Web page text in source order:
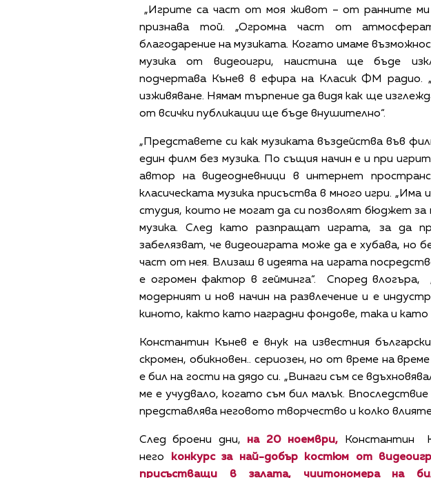
„Игрите са част от моя живот – от ранните ми
признава той. „Огромна част от
благодарение на музиката. Когато имаме
музика от видеоигри, наистина ще бъде
подчертава Кънев в ефира на Класик ФМ радио.
изживяване. Нямам търпение да видя как ще
от всички публикации ще бъде внушително“.
„Представете си как музиката въздейства във
един филм без музика. По същия начин е и при
автор на видеодневници в интернет
класическата музика присъства в много игри. „Има
студия, които не могат да си позволят бюджет за
музика. След като разпращат играта, за да
забелязват, че видеоиграта може да е хубава, но
част от нея. Влизаш в идеята на играта
е огромен фактор в гейминга“. Според влогъра,
модерният и нов начин на развлечение и е
киното, както като наградни фондове, така и като
Константин Кънев е внук на известния
скромен, обикновен.. сериозен, но от време на
е бил на гости на дядо си. „Винаги съм се
ме е учудвало, когато съм бил малък.
представлява неговото творчество и колко
След броени дни, на 20 ноември,
Константин
него
конкурс за най-добър костюм от
присъстващи в залата, чиитономера на